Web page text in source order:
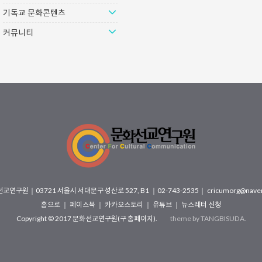
기독교 문화콘텐츠
커뮤니티
교연구원 ｜ 03721 서울시 서대문구 성산로 527, B1 ｜02-743-2535｜
홈으로 ｜ 페이스북 ｜ 카카오스토리 ｜ 유튜브 ｜ 뉴스레터 신청
Copyright © 2017문화선교연구원(구 홈페이지) theme byTANGBISUDA.